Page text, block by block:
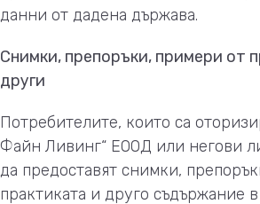
данни от дадена държава.
Снимки, препоръки, примери от
други
Потребителите, които са
Файн Ливинг“ ЕООД или негови
да предоставят снимки,
практиката и друго съдържание